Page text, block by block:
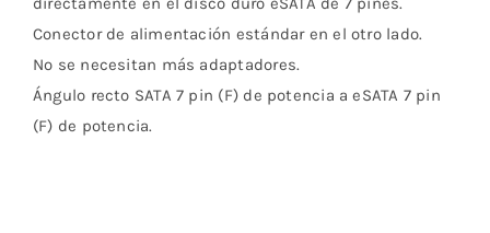
Conector de alimentación estándar en el otro lado.
No se necesitan más adaptadores.
Ángulo recto SATA 7 pin (F) de potencia a eSATA 7 pin
(F) de potencia.